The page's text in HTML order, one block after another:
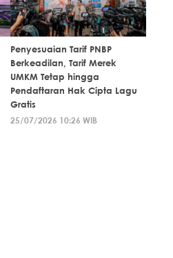
Penyesuaian Tarif PNBP
Berkeadilan, Tarif Merek
UMKM Tetap hingga
Pendaftaran Hak Cipta Lagu
Gratis
25/07/2026 10:26 WIB